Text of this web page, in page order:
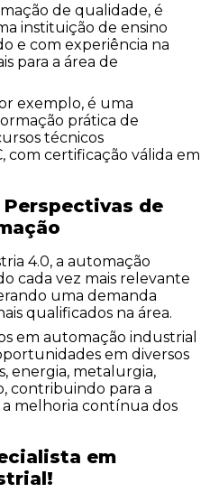
de qualidade, é
instituição de ensino
e com experiência na
para a área de
exemplo, é uma
prática de
técnicos
com certificação válida em
de
4.0, a automação
cada vez mais relevante
uma demanda
qualificados na área.
em automação industrial
em diversos
energia, metalurgia,
contribuindo para a
melhoria contínua dos
em